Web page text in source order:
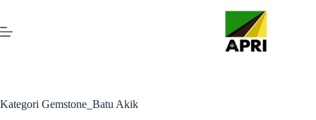
Kategori Gemstone_Batu Akik